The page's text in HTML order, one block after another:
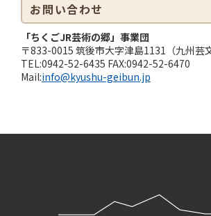
お問い合わせ
「ちくごJR芸術の郷」事業団
〒833-0015 筑後市大字津島1131（九州芸
TEL:0942-52-6435 FAX:0942-52-6470
Mail:info@kyushu-geibun.jp